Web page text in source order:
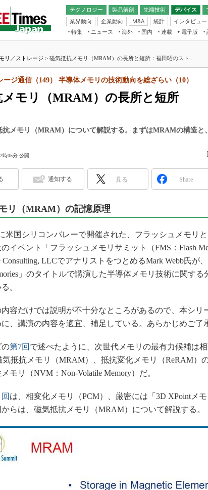
テクノロジー 製品解剖
先端技術
電池／エネルギー
デバイス
アナログ
マイコン
FPGA
業界動向
企業動向 M&A 統計 インタビュー
フィジカルAI
半導体後工程
読者調査（EE Times
IoT
エレクトロニクス入門（
特集 ニュース 海外 国内
連載
福田昭のデバイス通信
湯之上隆のナノフォーカス
大原雄介のエレ・組み込みプレイバ
リタイア直前エンジニアの社会人大
踊るバズワード ～Behind the
Buzzword
この10年で起こったこと、次の10年
製品分解で探るアジアの新トレンド
光伝送技術を知る
“異端児エンジニア”が仕掛けた社内
改革、執念の180日
イノベーションは日本を救うのか
「英語に愛されないエンジニア」の
ための新行動論
電子版
電子ブックレット
リ／ストレージ > 磁気抵抗メモリ（MRAM）の長所と短所：福田昭のスト...
メモリ（MRAM）の長所と短所
ージ通信（149） 半導体メモリの技術動向を総ざらい（10）
抗メモリ（MRAM）について解説する。まずはMRAMの構造と
時05分 公開 [
通知する 見る Share
リ（MRAM）の記憶原理
米国シリコンバレーで開催された、フラッシュメモリ
イベント「フラッシュメモリサミット（FMS：Flash
Consulting, LLCでアナリストをつとめるMark Webb氏が
」のタイトルで講演した半導体メモリ技術に関す
。
容だけでは説明が不十分なところがあるので、本シリ
、講演の内容を適宜、補足している。あらかじめご了
第7回 で述べたように、次世代メモリの最有力候補は
気抵抗メモリ（MRAM）、抵抗変化メモリ（ReRAM）
モリ（NVM：Non-Volatile Memory）だ。
は、相変化メモリ（PCM）、厳密には「3D XPointメ
らは、磁気抵抗メモリ（MRAM）について解説する。